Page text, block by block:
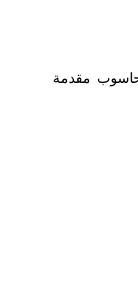
مقدمة